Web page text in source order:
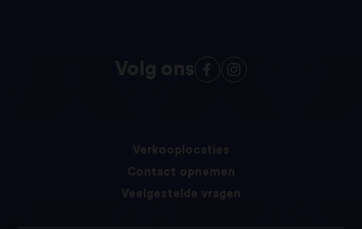
Volg ons
Verkooplocaties
Contact opnemen
Veelgestelde vragen